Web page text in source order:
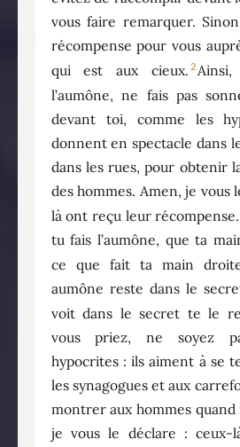
vous faire remarquer.
récompense pour vous
qui est aux cieux. 2
l’aumône, ne fais pas
devant toi, comme les
donnent en spectacle dans
dans les rues, pour obtenir
des hommes. Amen, je vous
là ont reçu leur récompense.
tu fais l’aumône, que ta
ce que fait ta main
aumône reste dans le
voit dans le secret te le
vous priez, ne soyez
hypocrites : ils aiment à se
les synagogues et aux
montrer aux hommes
je vous le déclare :